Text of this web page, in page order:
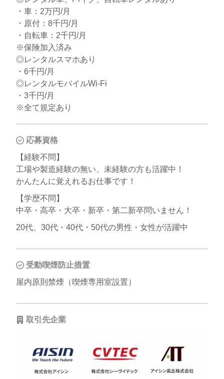
・車：2万円/月
・原付：8千円/月
・自転車：2千円/月
※保険加入済み
◎レンタルスマホあり
・6千円/月
◎レンタルモバイルWi-Fi
・3千円/月
※全て規定あり
応募資格
【経験不問】
工場や製造経験の無い、未経験の方も活躍中！
かんたんに覚えれるお仕事です！
【学歴不問】
中卒・高卒・大卒・新卒・第二新卒問いません！
20代、30代・40代・50代の男性・女性が活躍中
受動喫煙防止措置
屋内原則禁煙（喫煙専用室設置）
取引先企業